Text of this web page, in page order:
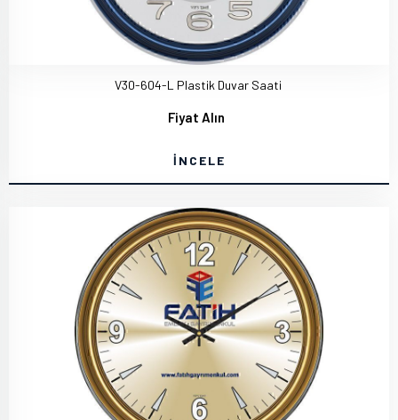
V30-604-L Plastik Duvar Saati
Fiyat Alın
İNCELE